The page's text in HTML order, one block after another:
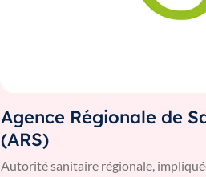
Agence Régionale de
(ARS)
Autorité sanitaire régionale,